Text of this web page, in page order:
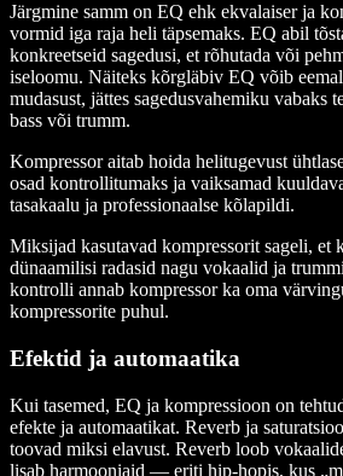
Järgmine samm on EQ ehk ekvalaiser ja
vormid iga raja heli täpsemaks. EQ abil
konkreetseid sagedusi, et rõhutada või
iseloomu. Näiteks kõrgläbiv EQ võib
mudasust, jättes sagedusvahemiku vabaks
bass või trumm.
Kompressor aitab hoida helitugevust
osad kontrollitumaks ja vaiksamad
tasakaalu ja professionaalse kõlapildi.
Miksijad kasutavad kompressorit sageli, et
dünaamilisi radasid nagu vokaalid ja
kontrolli annab kompressor ka oma
kompressorite puhul.
Efektid ja automaatika
Kui tasemed, EQ ja kompressioon on
efekte ja automaatikat. Reverb ja
toovad miksi elavust. Reverb loob
lisab harmooniaid — eriti hip-hopis, kus